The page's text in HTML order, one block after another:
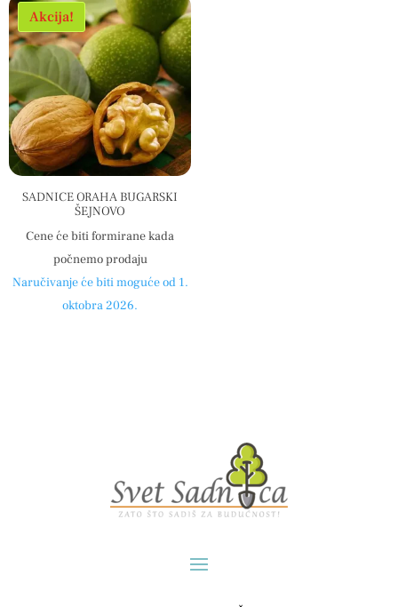
Akcija!
SADNICE ORAHA BUGARSKI
ŠEJNOVO
Cene će biti formirane kada
počnemo prodaju
Naručivanje će biti moguće od 1.
oktobra 2026.